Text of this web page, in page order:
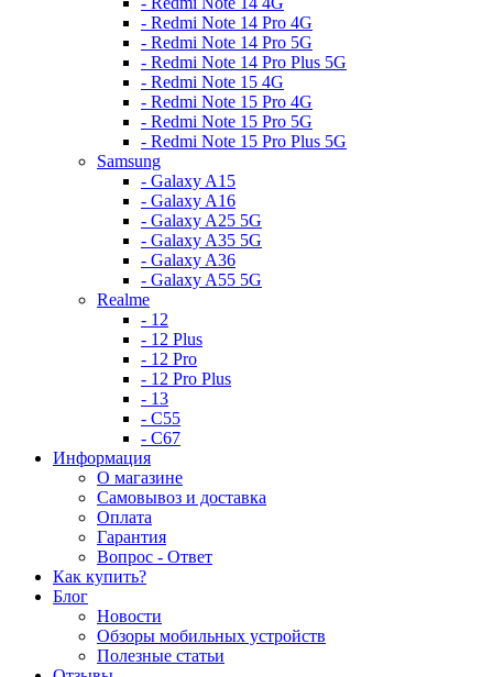
- Redmi Note 14 Pro 4G
- Redmi Note 14 Pro 5G
- Redmi Note 14 Pro Plus 5G
- Redmi Note 15 4G
- Redmi Note 15 Pro 4G
- Redmi Note 15 Pro 5G
- Redmi Note 15 Pro Plus 5G
Samsung
- Galaxy A15
- Galaxy A16
- Galaxy A25 5G
- Galaxy A35 5G
- Galaxy A36
- Galaxy A55 5G
Realme
- 12
- 12 Plus
- 12 Pro
- 12 Pro Plus
- 13
- C55
- C67
Информация
О магазине
Самовывоз и доставка
Оплата
Гарантия
Вопрос - Ответ
Как купить?
Блог
Новости
Обзоры мобильных устройств
Полезные статьи